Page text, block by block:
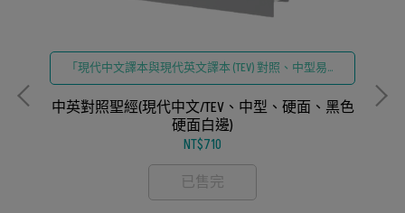
「現代中文譯本與現代英文譯本 (TEV) 對照、中型易攜
尺寸、經典黑色硬面」
中英對照聖經(現代中文/TEV、中型、硬面、黑色
硬面白邊)
NT$710
已售完